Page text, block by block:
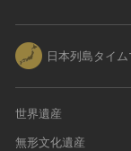
日本列島タイ
世界遺産
無形文化遺産